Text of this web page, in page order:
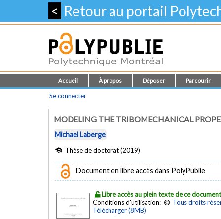
< Retour au portail
Accueil À propos Déposer Parcourir
Se connecter
MODELING THE TRIBOMECHANICAL
Michael Laberge
Thèse de doctorat (2019)
Document en libre accès dans PolyPublie
Libre accès au plein texte de ce document
Conditions d'utilisation:
Tous droits
Télécharger (8MB)